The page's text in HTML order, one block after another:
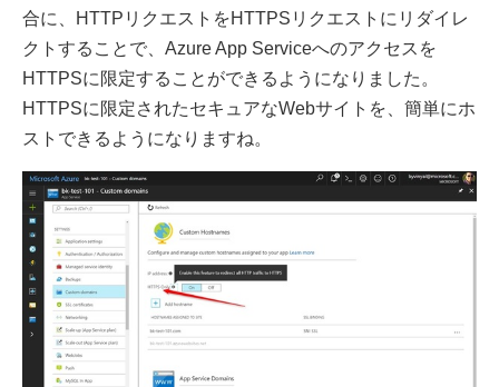
合に、HTTPリクエストをHTTPSリクエストにリダイレ
クトすることで、Azure App Serviceへのアクセスを
HTTPSに限定することができるようになりました。
HTTPSに限定されたセキュアなWebサイトを、簡単にホ
ストできるようになりますね。